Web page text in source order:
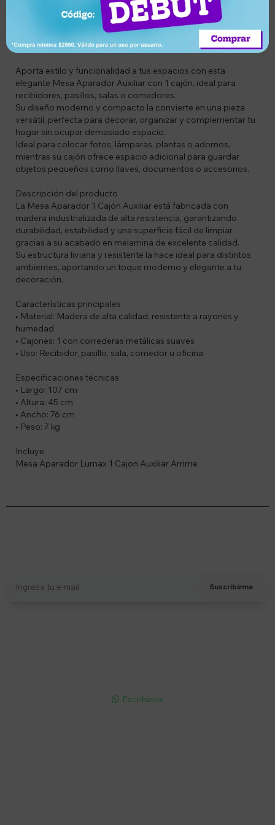
Descripción
Codigo: MD025
Aporta estilo y funcionalidad a tus espacios con esta
elegante Mesa Aparador Auxiliar con 1 cajón, ideal para
recibidores, pasillos, salas o comedores.
Su diseño moderno y compacto la convierte en una pieza
versátil, perfecta para decorar, organizar y complementar tu
hogar sin ocupar demasiado espacio.
Ideal para colocar fotos, lámparas, plantas o adornos,
mientras su cajón ofrece espacio adicional para guardar
objetos pequeños como llaves, documentos o accesorios.
Descripción del producto
La Mesa Aparador 1 Cajón Auxiliar está fabricada con
madera industrializada de alta resistencia, garantizando
durabilidad, estabilidad y una superficie fácil de limpiar
gracias a su acabado en melamina de excelente calidad.
Su estructura liviana y resistente la hace ideal para distintos
ambientes, aportando un toque moderno y elegante a tu
decoración.
Características principales
• Material: Madera de alta calidad, resistente a rayones y
humedad
• Cajones: 1 con correderas metálicas suaves
• Uso: Recibidor, pasillo, sala, comedor u oficina
Especificaciones técnicas
• Largo: 107 cm
• Altura: 45 cm
• Ancho: 76 cm
• Peso: 7 kg
Incluye
Mesa Aparador Lumax 1 Cajon Auxiliar Arrime
Suscribirme
 Escribinos